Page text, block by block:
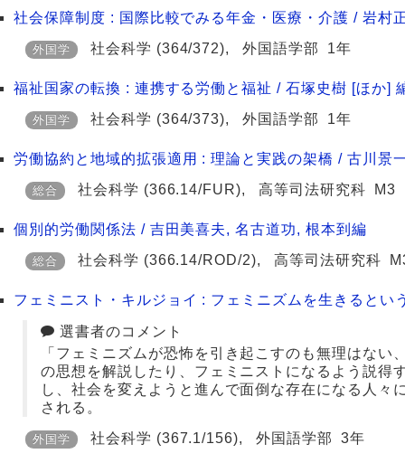
社会保障制度 : 国際比較でみる年金・医療・介護 / 岩村
外国学 社会科学 (364/372),外国語学部 1年
福祉国家の転換 : 連携する労働と福祉 / 石塚史樹 [ほか]
外国学 社会科学 (364/373),外国語学部 1年
労働協約と地域的拡張適用 : 理論と実践の架橋 / 古川景
総合 社会科学 (366.14/FUR),高等司法研究科 M3
個別的労働関係法 / 吉田美喜夫, 名古道功, 根本到編
総合 社会科学 (366.14/ROD/2), 高等司法研究科
フェミニスト・キルジョイ : フェミニズムを生きると
選書者のコメント
「フェミニズムが恐怖を引き起こすのも無理はな
の思想を解説したり、フェミニストになるよう説得
し、社会を変えようと進んで面倒な存在になる人
される。
外国学 社会科学 (367.1/156),外国語学部 3年